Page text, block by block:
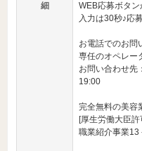
細
WEB応募ボタ
入力は30秒♪応
お電話でのお問
専任のオペレー
お問い合わせ先
19:00
完全無料の美容
[厚生労働大臣許
職業紹介事業13